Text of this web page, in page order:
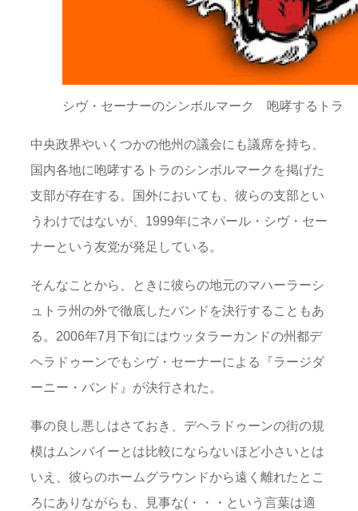
シヴ・セーナーのシンボルマーク 咆哮するトラ
中央政界やいくつかの他州の議会にも議席を持ち、
国内各地に咆哮するトラのシンボルマークを掲げた
支部が存在する。国外においても、彼らの支部とい
うわけではないが、1999年にネパール・シヴ・セー
ナーという友党が発足している。
そんなことから、ときに彼らの地元のマハーラーシ
ュトラ州の外で徹底したバンドを決行することもあ
る。2006年7月下旬にはウッタラーカンドの州都デ
ヘラドゥーンでもシヴ・セーナーによる『ラージダ
ーニー・バンド』が決行された。
事の良し悪しはさておき、デヘラドゥーンの街の規
模はムンバイーとは比較にならないほど小さいとは
いえ、彼らのホームグラウンドから遠く離れたとこ
ろにありながらも、見事な(・・・という言葉は適